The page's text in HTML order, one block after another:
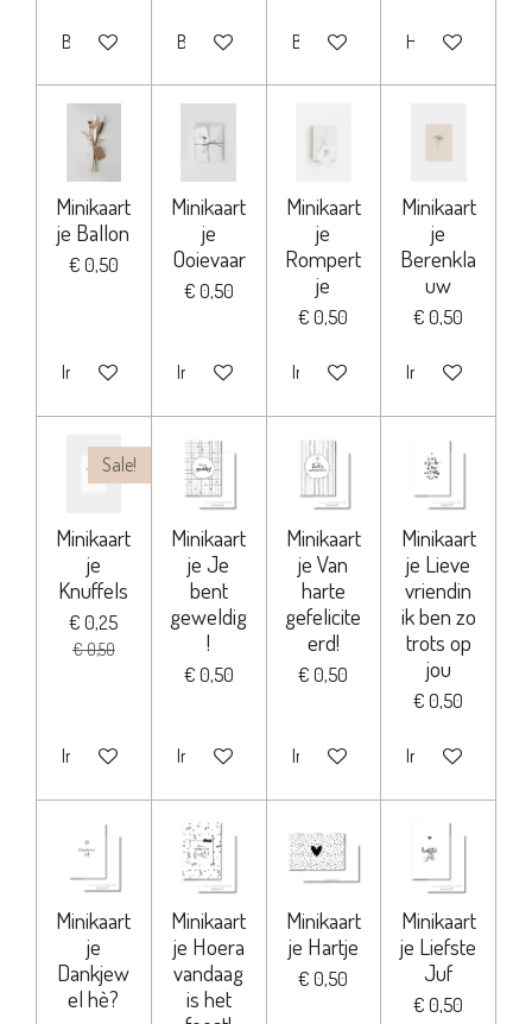
Bekijk details Bekijk details Bekijk details Houd mij op de
Minikaart
je Ballon
€ 0,50
In winkelwagen
Minikaart
je
Ooievaar
€ 0,50
In winkelwagen
Minikaart
je
Rompert
je
€ 0,50
In winkelwagen
Minikaart
je
Berenkla
uw
€ 0,50
In winkelwagen
Sale!
Minikaart
je
Knuffels
€ 0,25
€ 0,50
In winkelwagen
Minikaart
je Je
bent
geweldig
!
€ 0,50
In winkelwagen
Minikaart
je Van
harte
gefelicite
erd!
€ 0,50
In winkelwagen
Minikaart
je Lieve
vriendin
ik ben zo
trots op
jou
€ 0,50
In winkelwagen
Minikaart
je
Dankjew
el hè?
Minikaart
je Hoera
vandaag
is het
Minikaart
je Hartje
€ 0,50
Minikaart
je Liefste
Juf
€ 0,50